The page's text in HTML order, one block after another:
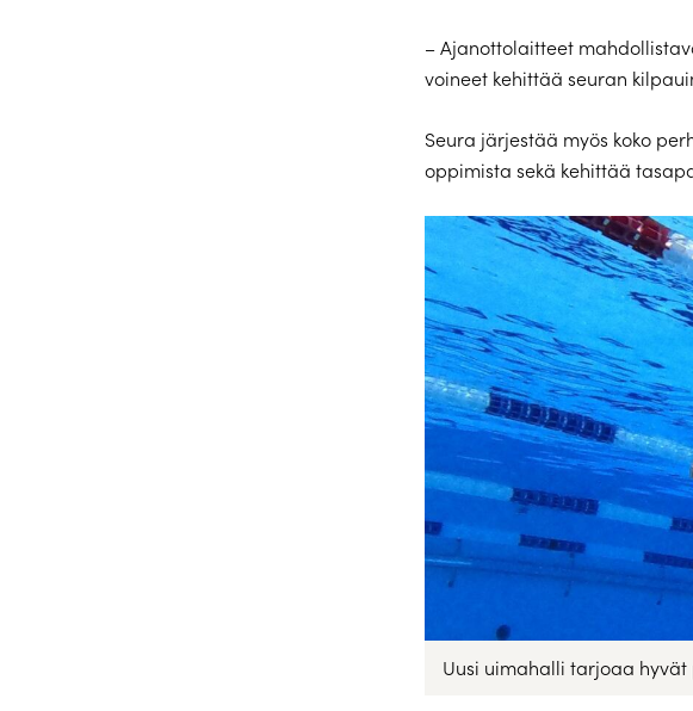
– Ajanottolaitteet
voineet kehittää seuran
Seura järjestää myös koko
oppimista sekä kehittää
Uusi uimahalli tarjoaa hyvät